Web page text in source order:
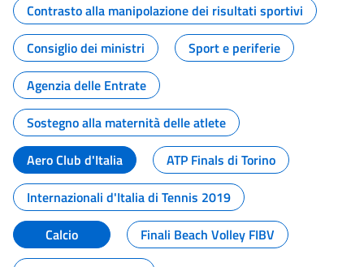
Contrasto alla manipolazione dei risultati sportivi
Consiglio dei ministri
Sport e periferie
Agenzia delle Entrate
Sostegno alla maternità delle atlete
Aero Club d'Italia
ATP Finals di Torino
Internazionali d'Italia di Tennis 2019
Calcio
Finali Beach Volley FIBV